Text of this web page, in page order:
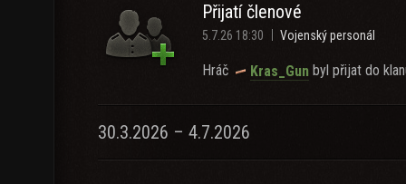
Přijatí členové
5.7.26 18:30 Vojenský personál
Hráč Kras_Gun byl přijat do
30.3.2026 – 4.7.2026